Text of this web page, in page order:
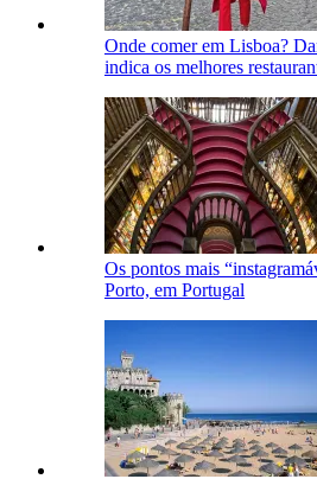
Onde comer em Lisboa?
indica os melhores
Os pontos mais
Porto, em Portugal